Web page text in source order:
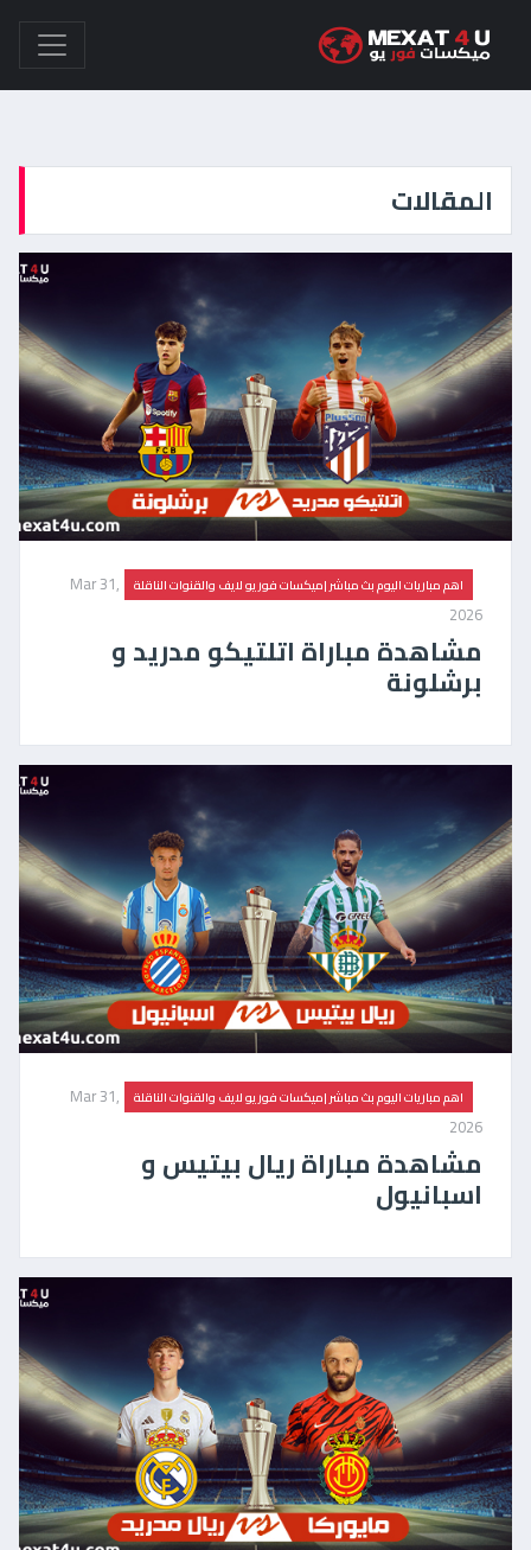
المقالات
اهم مباريات اليوم بث مباشر |ميكسات فور يو لايف والقنوات الناقلة
Mar 31,
2026
مشاهدة مباراة اتلتيكو مدريد و
برشلونة
اهم مباريات اليوم بث مباشر |ميكسات فور يو لايف والقنوات الناقلة
Mar 31,
2026
مشاهدة مباراة ريال بيتيس و
اسبانيول